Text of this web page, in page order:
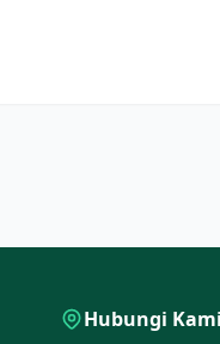
Hubungi Kami